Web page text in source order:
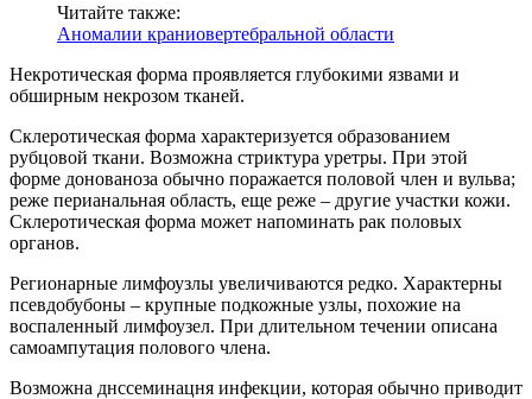
Читайте также:
Аномалии краниовертебральной области
Некротическая форма проявляется глубокими язвами и
обширным некрозом тканей.
Склеротическая форма характеризуется образованием
рубцовой ткани. Возможна стриктура уретры. При этой
форме донованоза обычно поражается половой член и вульва;
реже перианальная область, еще реже – другие участки кожи.
Склеротическая форма может напоминать рак половых
органов.
Регионарные лимфоузлы увеличиваются редко. Характерны
псевдобубоны – крупные подкожные узлы, похожие на
воспаленный лимфоузел. При длительном течении описана
самоампутация полового члена.
Возможна днссеминацня инфекции, которая обычно приводит